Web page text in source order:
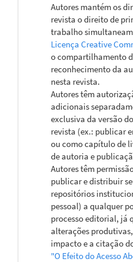
Autores mantém os
revista o direito de
trabalho
Licença Creative
o compartilhamento
reconhecimento da
nesta revista.
Autores têm
adicionais
exclusiva da versão
revista (ex.: publicar
ou como capítulo de
de autoria e
Autores têm
publicar e distribuir
repositórios
pessoal) a qualquer
processo editorial, já
alterações
impacto e a citação
"O Efeito do Acesso